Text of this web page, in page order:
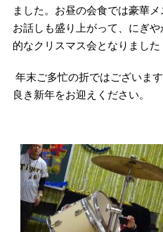
ました。お昼の会食では豪華メ
お話しも盛り上がって、にぎ
的なクリスマス会となりました
年末ご多忙の折ではございま
良き新年をお迎えください。